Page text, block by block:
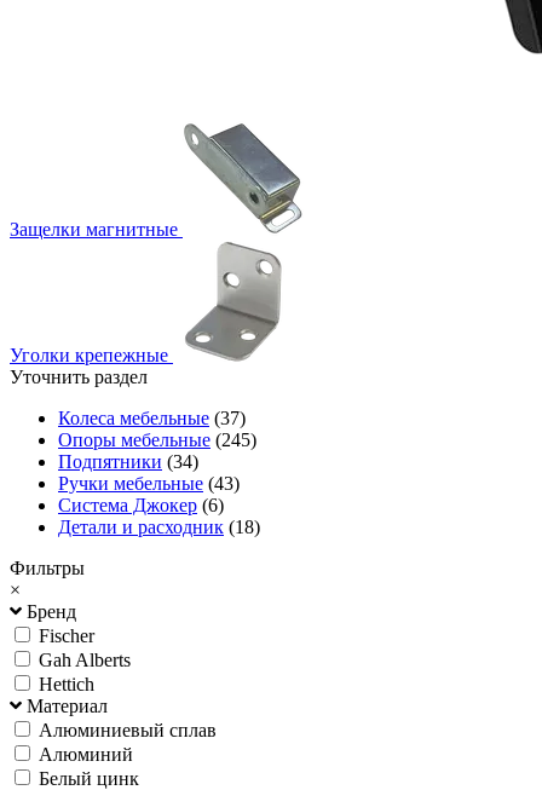
Защелки магнитные
Уголки крепежные
Уточнить раздел
Колеса мебельные (37)
Опоры мебельные (245)
Подпятники (34)
Ручки мебельные (43)
Система Джокер (6)
Детали и расходник (18)
Фильтры
×
Бренд
Fischer
Gah Alberts
Hettich
Материал
Алюминиевый сплав
Алюминий
Белый цинк